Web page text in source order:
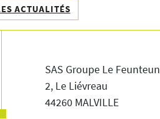
ACTUALITÉS
SAS Groupe Le Feunteun
2, Le Liévreau
44260 MALVILLE